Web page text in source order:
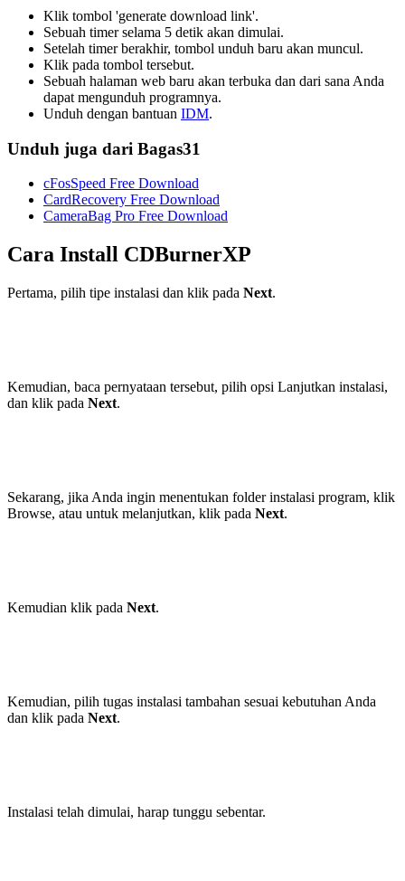
Klik tombol 'generate download link'.
Sebuah timer selama 5 detik akan dimulai.
Setelah timer berakhir, tombol unduh baru akan muncul.
Klik pada tombol tersebut.
Sebuah halaman web baru akan terbuka dan dari sana Anda
dapat mengunduh programnya.
Unduh dengan bantuan IDM.
Unduh juga dari Bagas31
cFosSpeed Free Download
CardRecovery Free Download
CameraBag Pro Free Download
Cara Install CDBurnerXP
Pertama, pilih tipe instalasi dan klik pada Next.
Kemudian, baca pernyataan tersebut, pilih opsi Lanjutkan instalasi,
dan klik pada Next.
Sekarang, jika Anda ingin menentukan folder instalasi program, klik
Browse, atau untuk melanjutkan, klik pada Next.
Kemudian klik pada Next.
Kemudian, pilih tugas instalasi tambahan sesuai kebutuhan Anda
dan klik pada Next.
Instalasi telah dimulai, harap tunggu sebentar.